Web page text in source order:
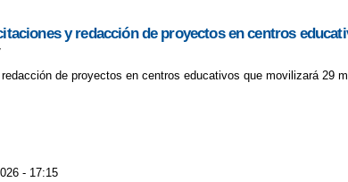
y redacción de proyectos en centros
de proyectos en centros educativos que movilizará 29
- 17:15